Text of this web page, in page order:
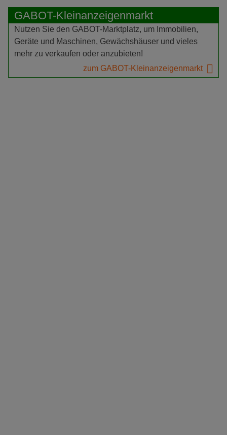
GABOT-Kleinanzeigenmarkt
Nutzen Sie den GABOT-Marktplatz, um Immobilien,
Geräte und Maschinen, Gewächshäuser und vieles
mehr zu verkaufen oder anzubieten!
zum GABOT-Kleinanzeigenmarkt